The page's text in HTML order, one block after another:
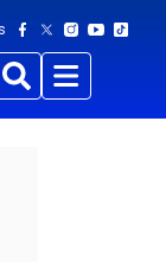
BuscarMenu